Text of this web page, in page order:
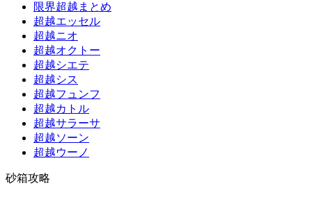
限界超越まとめ
超越エッセル
超越ニオ
超越オクトー
超越シエテ
超越シス
超越フュンフ
超越カトル
超越サラーサ
超越ソーン
超越ウーノ
砂箱攻略